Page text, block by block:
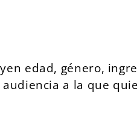
edad, género,
a la que